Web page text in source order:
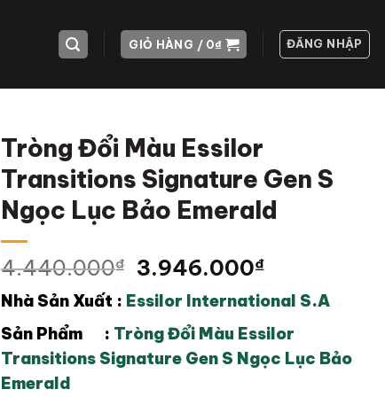
GIỎ HÀNG / 0₫ ĐĂNG NHẬP
Tròng Đổi Màu Essilor
Transitions Signature Gen S
Ngọc Lục Bảo Emerald
4.440.000₫
Giá
gốc
là:
4.440.000₫.
3.946.000₫Giá
hiện
tại
là:
Nhà Sản Xuất : Essilor International S.A
Sản Phẩm : Tròng Đổi Màu Essilor
Transitions Signature Gen S Ngọc Lục Bảo
Emerald